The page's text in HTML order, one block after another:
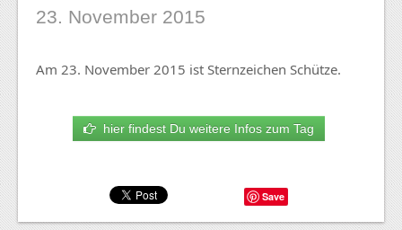
23. November 2015
Am 23. November 2015 ist Sternzeichen Schütze.
hier findest Du weitere Infos zum Tag
Save